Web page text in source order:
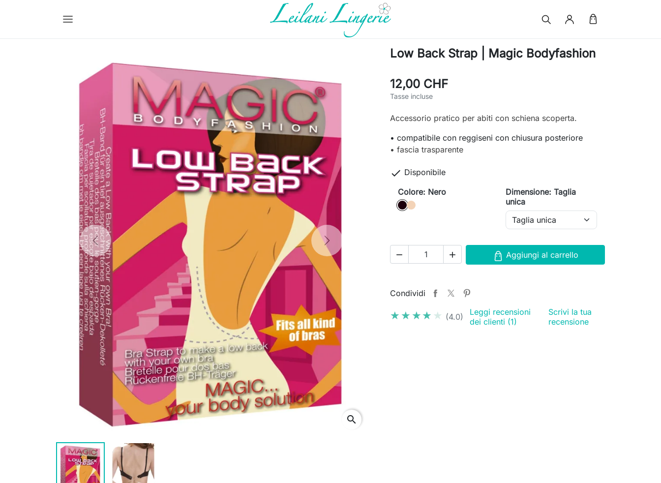
Previous Next
search
Low Back Strap | Magic Bodyfashion
12,00 CHF
Tasse incluse
Accessorio pratico per abiti con schiena scoperta.
• compatibile con reggiseni con chiusura posteriore
• fascia trasparente
 Disponibile
Colore: Nero
Nerocaffè latte
Dimensione: Taglia
unica
  Aggiungi al carrello
Condividi
★★★★★
★★★★★ (4.0)
Leggi recensioni
dei clienti (1)
Scrivi la tua
recensione